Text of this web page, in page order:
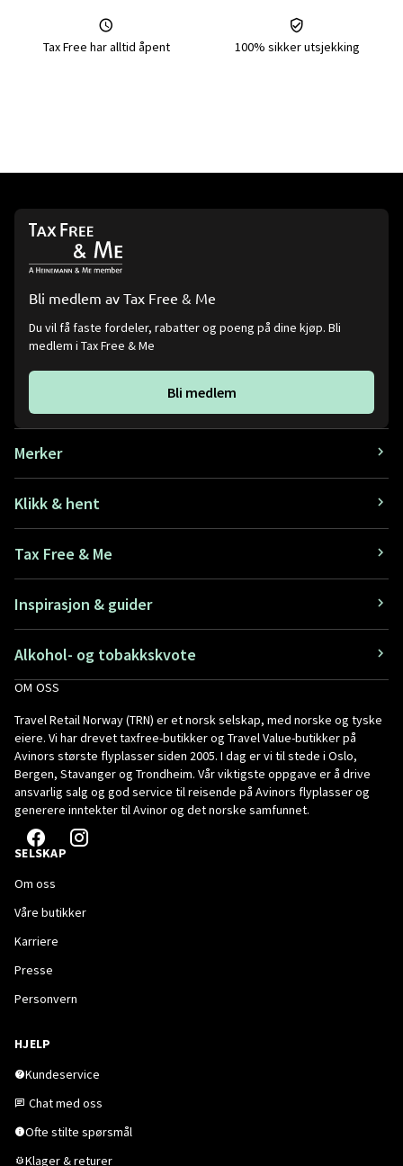
Tax Free har alltid åpent 100% sikker utsjekking
Bli medlem av Tax Free & Me
Du vil få faste fordeler, rabatter og poeng på dine kjøp. Bli
medlem i Tax Free & Me
Bli medlem
Merker
Klikk & hent
Tax Free & Me
Inspirasjon & guider
Alkohol- og tobakkskvote
OM OSS
Travel Retail Norway (TRN) er et norsk selskap, med norske og tyske
eiere. Vi har drevet taxfree-butikker og Travel Value-butikker på
Avinors største flyplasser siden 2005. I dag er vi til stede i Oslo,
Bergen, Stavanger og Trondheim. Vår viktigste oppgave er å drive
ansvarlig salg og god service til reisende på Avinors flyplasser og
generere inntekter til Avinor og det norske samfunnet.
SELSKAP
Om oss
Våre butikker
Karriere
Presse
Personvern
HJELP
Kundeservice
Chat med oss
Ofte stilte spørsmål
Klager & returer